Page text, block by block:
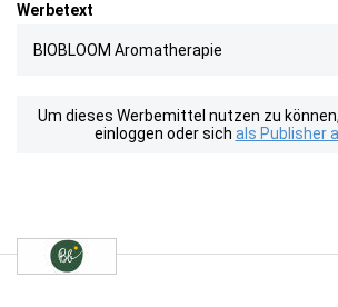
Werbetext
BIOBLOOM Aromatherapie
Um dieses Werbemittel nutzen zu
einloggen oder sich als Publisher